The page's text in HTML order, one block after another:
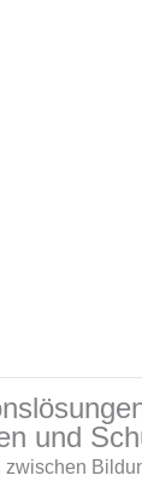
und
zwischen